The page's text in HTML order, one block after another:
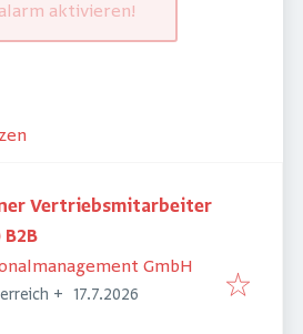
aktivieren!
Vertriebsmitarbeiter
GmbH
+ Veröffentlicht
17.7.2026